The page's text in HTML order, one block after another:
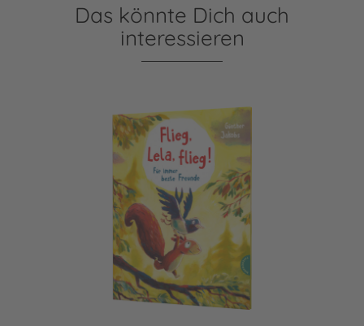
Das könnte Dich auch
interessieren
Pino und Lela: Flieg, Lela, flieg!